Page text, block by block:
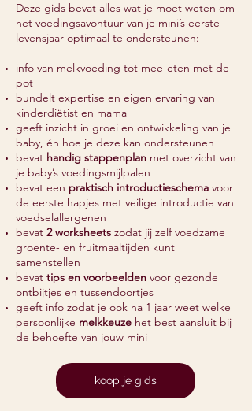
Deze gids bevat alles wat je moet weten om
het voedingsavontuur van je mini’s eerste
levensjaar optimaal te ondersteunen:
info van melkvoeding tot mee-eten met de
pot
bundelt expertise en eigen ervaring van
kinderdiëtist en mama
geeft inzicht in groei en ontwikkeling van je
baby, én hoe je deze kan ondersteunen
bevat handig stappenplan met overzicht van
je baby’s voedingsmijlpalen
bevat een praktisch introductieschema voor
de eerste hapjes met veilige introductie van
voedselallergenen
bevat 2 worksheets zodat jij zelf voedzame
groente- en fruitmaaltijden kunt
samenstellen
bevat tips en voorbeelden voor gezonde
ontbijtjes en tussendoortjes
geeft info zodat je ook na 1 jaar weet welke
persoonlijke melkkeuze het best aansluit bij
de behoefte van jouw mini
koop je gids